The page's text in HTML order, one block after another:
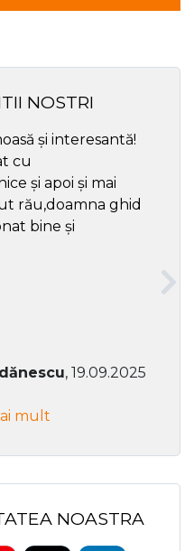
NOSTRI
și interesantă!
cu
și apoi și mai
rău,doamna ghid
bine și
, 19.09.2025
mult
NOASTRA